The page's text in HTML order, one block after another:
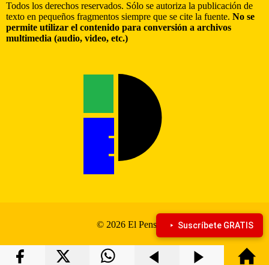
Todos los derechos reservados. Sólo se autoriza la publicación de
texto en pequeños fragmentos siempre que se cite la fuente. No se
permite utilizar el contenido para conversión a archivos
multimedia (audio, video, etc.)
© 2026 El Pensante Suscríbete GRATIS